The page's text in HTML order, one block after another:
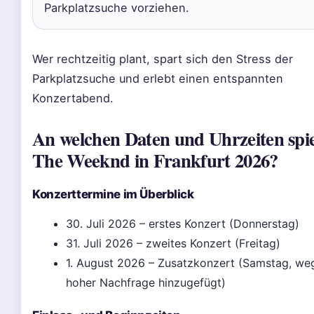
Parkplatzsuche vorziehen.
Wer rechtzeitig plant, spart sich den Stress der
Parkplatzsuche und erlebt einen entspannten
Konzertabend.
An welchen Daten und Uhrzeiten
The Weeknd in Frankfurt 2026?
Konzerttermine im Überblick
30. Juli 2026 – erstes Konzert (Donnerstag)
31. Juli 2026 – zweites Konzert (Freitag)
1. August 2026 – Zusatzkonzert (Samstag,
hoher Nachfrage hinzugefügt)